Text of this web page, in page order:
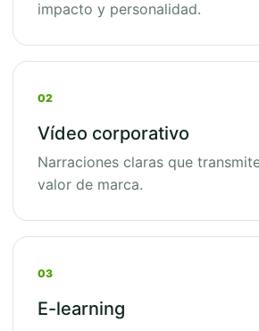
impacto y personalidad.
02
Vídeo corporativo
Narraciones claras que
valor de marca.
03
E-learning